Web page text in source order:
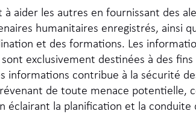
à aider les autres en fournissant des
humanitaires enregistrés, ainsi
et des formations. Les
exclusivement destinées à des fins
informations contribue à la sécurité
de toute menace potentielle,
éclairant la planification et la conduite